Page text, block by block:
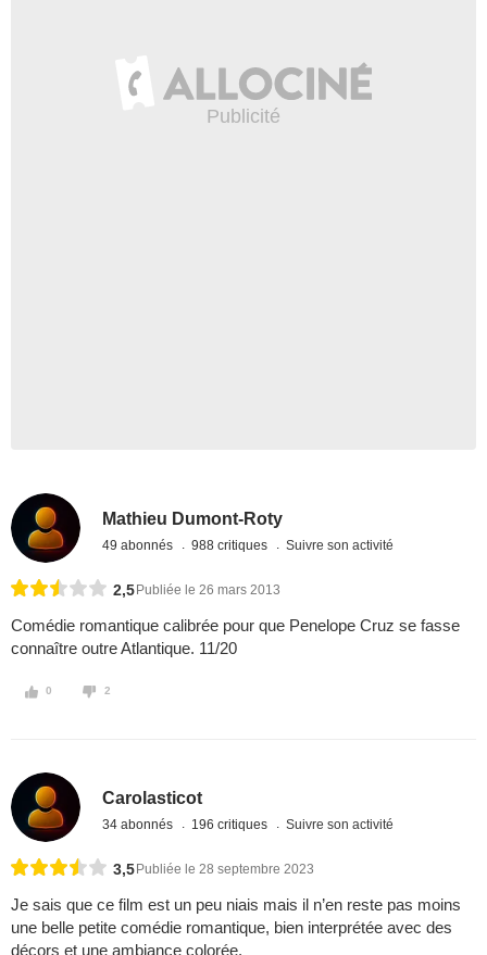
Mathieu Dumont-Roty
49 abonnés 988 critiques Suivre son activité
2,5 Publiée le 26 mars 2013
Comédie romantique calibrée pour que Penelope Cruz se fasse
connaître outre Atlantique. 11/20
0 2
Carolasticot
34 abonnés 196 critiques Suivre son activité
3,5 Publiée le 28 septembre 2023
Je sais que ce film est un peu niais mais il n’en reste pas moins
une belle petite comédie romantique, bien interprétée avec des
décors et une ambiance colorée.